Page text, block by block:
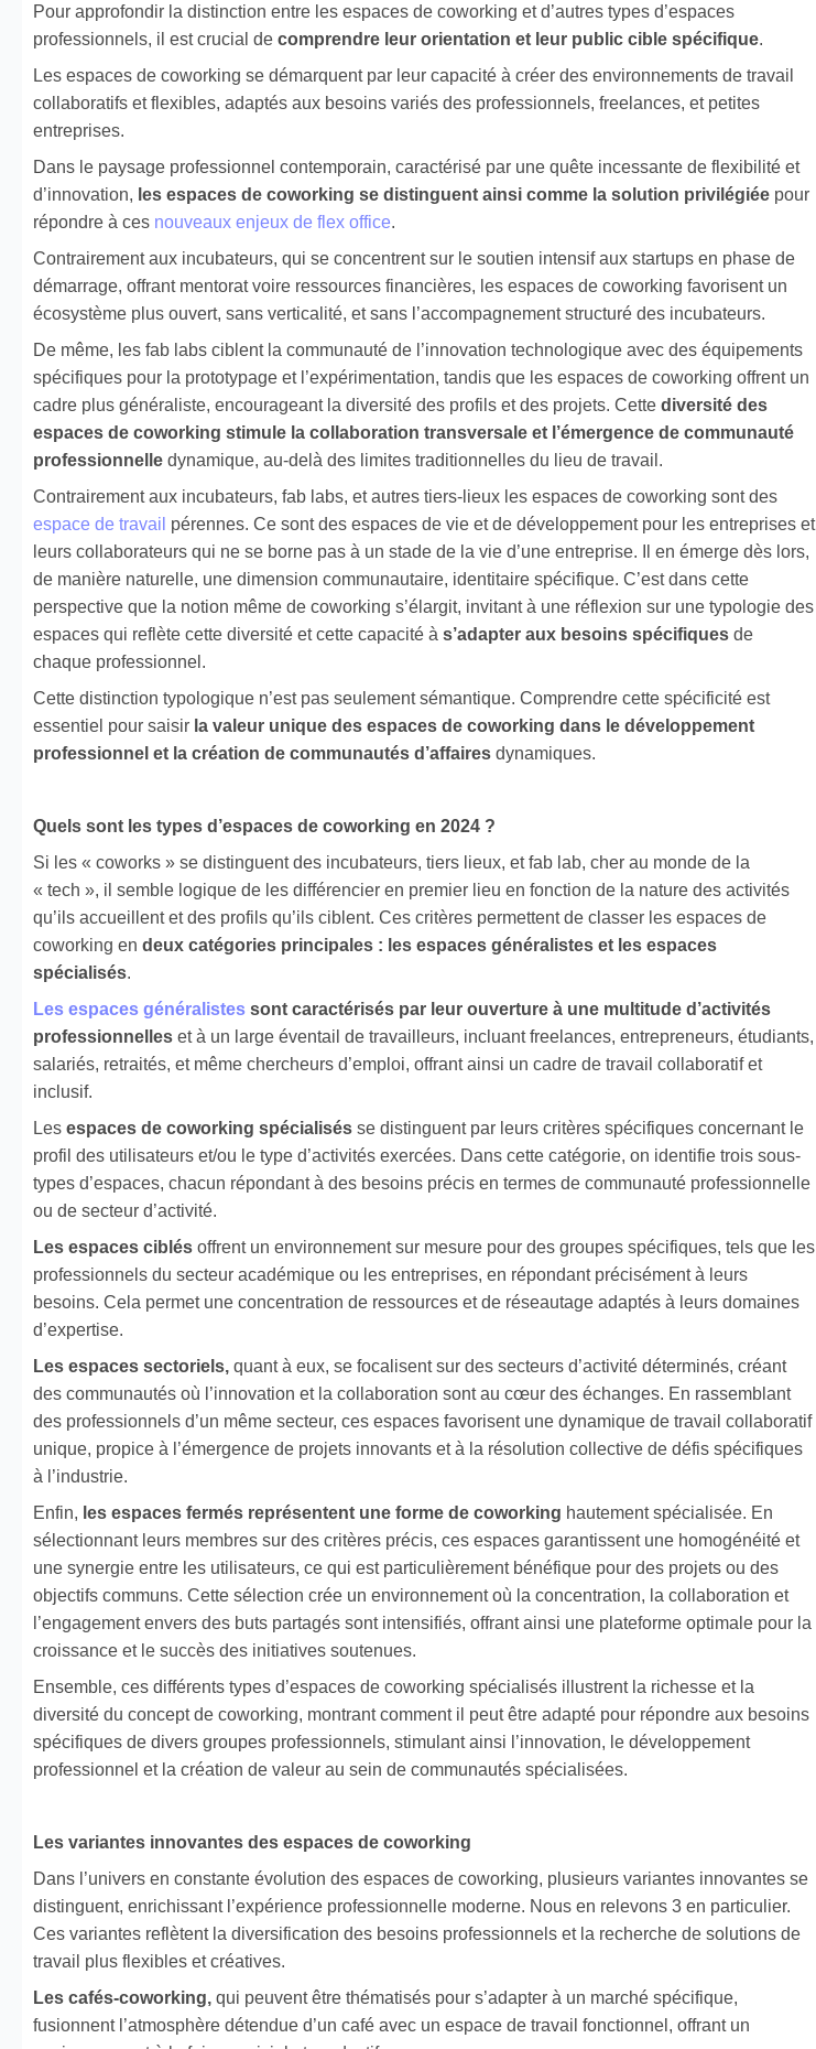
Pour approfondir la distinction entre les espaces de coworking et d’autres types d’espaces
professionnels, il est crucial de comprendre leur orientation et leur public cible spécifique.
Les espaces de coworking se démarquent par leur capacité à créer des environnements de travail
collaboratifs et flexibles, adaptés aux besoins variés des professionnels, freelances, et petites
entreprises.
Dans le paysage professionnel contemporain, caractérisé par une quête incessante de flexibilité et
d’innovation, les espaces de coworking se distinguent ainsi comme la solution privilégiée pour
répondre à ces nouveaux enjeux de flex office.
Contrairement aux incubateurs, qui se concentrent sur le soutien intensif aux startups en phase de
démarrage, offrant mentorat voire ressources financières, les espaces de coworking favorisent un
écosystème plus ouvert, sans verticalité, et sans l’accompagnement structuré des incubateurs.
De même, les fab labs ciblent la communauté de l’innovation technologique avec des équipements
spécifiques pour la prototypage et l’expérimentation, tandis que les espaces de coworking offrent un
cadre plus généraliste, encourageant la diversité des profils et des projets. Cette diversité des
espaces de coworking stimule la collaboration transversale et l’émergence de communauté
professionnelle dynamique, au-delà des limites traditionnelles du lieu de travail.
Contrairement aux incubateurs, fab labs, et autres tiers-lieux les espaces de coworking sont des
espace de travail pérennes. Ce sont des espaces de vie etde développement pour les entreprises et
leurs collaborateurs qui ne se borne pas à un stade de la vie d’une entreprise. Il en émerge dès lors,
de manière naturelle, une dimension communautaire, identitaire spécifique. C’est dans cette
perspective que la notion même de coworking s’élargit, invitant à une réflexion sur une typologie des
espaces qui reflète cette diversité et cette capacité à s’adapter aux besoins spécifiques de
chaque professionnel.
Cette distinction typologique n’est pas seulement sémantique. Comprendre cette spécificité est
essentiel pour saisir la valeur unique des espaces de coworking dans le développement
professionnel et la création de communautés d’affaires dynamiques.
Quels sont les types d’espaces de coworking en 2024 ?
Si les « coworks » se distinguent des incubateurs, tiers lieux, et fab lab, cher au monde de la
« tech », il semble logique de les différencier en premier lieu en fonction de la nature des activités
qu’ils accueillent et des profils qu’ils ciblent. Ces critères permettent de classer les espaces de
coworking en deux catégories principales : les espaces généralistes et les espaces
spécialisés.
Les espaces généralistes sont caractérisés par leur ouverture à une multitude d’activités
professionnelles et à un large éventail de travailleurs, incluant freelances, entrepreneurs, étudiants,
salariés, retraités, et même chercheurs d’emploi, offrant ainsi un cadre de travail collaboratif et
inclusif.
Les espaces de coworking spécialisés se distinguent par leurs critères spécifiques concernant le
profil des utilisateurs et/ou le type d’activités exercées. Dans cette catégorie, on identifie trois sous-
types d’espaces, chacun répondant à des besoins précis en termes de communauté professionnelle
ou de secteur d’activité.
Les espaces ciblés offrent un environnement sur mesure pour des groupes spécifiques, tels que les
professionnels du secteur académique ou les entreprises, en répondant précisément à leurs
besoins. Cela permet une concentration de ressources et de réseautage adaptés à leurs domaines
d’expertise.
Les espaces sectoriels, quant à eux, se focalisent sur des secteurs d’activité déterminés, créant
des communautés où l’innovation et la collaboration sont au cœur des échanges. En rassemblant
des professionnels d’un même secteur, ces espaces favorisent une dynamique de travail collaboratif
unique, propice à l’émergence de projets innovants et à la résolution collective de défis spécifiques
à l’industrie.
Enfin, les espaces fermés représentent une forme de coworking hautement spécialisée. En
sélectionnant leurs membres sur des critères précis, ces espaces garantissent une homogénéité et
une synergie entre les utilisateurs, ce qui est particulièrement bénéfique pour des projets ou des
objectifs communs. Cette sélection crée un environnement où la concentration, la collaboration et
l’engagement envers des buts partagés sont intensifiés, offrant ainsi une plateforme optimale pour la
croissance et le succès des initiatives soutenues.
Ensemble, ces différents types d’espaces de coworking spécialisés illustrent la richesse et la
diversité du concept de coworking, montrant comment il peut être adapté pour répondre aux besoins
spécifiques de divers groupes professionnels, stimulant ainsi l’innovation, le développement
professionnel et la création de valeur au sein de communautés spécialisées.
Les variantes innovantes des espaces de coworking
Dans l’univers en constante évolution des espaces de coworking, plusieurs variantes innovantes se
distinguent, enrichissant l’expérience professionnelle moderne. Nous en relevons 3 en particulier.
Ces variantes reflètent la diversification des besoins professionnels et la recherche de solutions de
travail plus flexibles et créatives.
Les cafés-coworking, qui peuvent être thématisés pour s’adapter à un marché spécifique,
fusionnent l’atmosphère détendue d’un café avec un espace de travail fonctionnel, offrant un